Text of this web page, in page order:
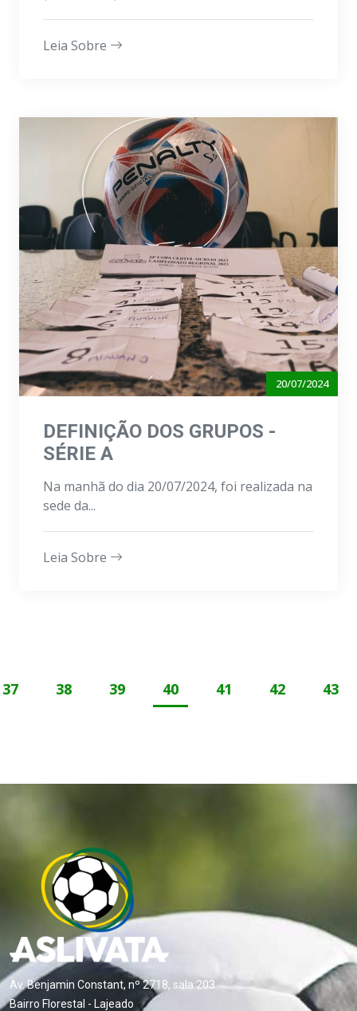
Leia Sobre
20/07/2024
DEFINIÇÃO DOS GRUPOS -
SÉRIE A
Na manhã do dia 20/07/2024, foi realizada na
sede da...
Leia Sobre
37 38 39 40 41 42 43
Av. Benjamin Constant, nº 2718, sala 203
Bairro Florestal - Lajeado